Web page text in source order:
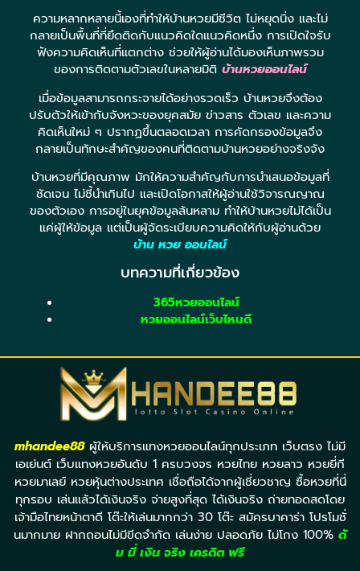
ความหลากหลายนี้เองที่ทำให้บ้านหวยมีชีวิต ไม่หยุดนิ่ง และไม่
กลายเป็นพื้นที่ที่ยึดติดกับแนวคิดใดแนวคิดหนึ่ง การเปิดใจรับ
ฟังความคิดเห็นที่แตกต่าง ช่วยให้ผู้อ่านได้มองเห็นภาพรวม
ของการติดตามตัวเลขในหลายมิติ บ้านหวยออนไลน์
เมื่อข้อมูลสามารถกระจายได้อย่างรวดเร็ว บ้านหวยจึงต้อง
ปรับตัวให้เข้ากับจังหวะของยุคสมัย ข่าวสาร ตัวเลข และความ
คิดเห็นใหม่ ๆ ปรากฏขึ้นตลอดเวลา การคัดกรองข้อมูลจึง
กลายเป็นทักษะสำคัญของคนที่ติดตามบ้านหวยอย่างจริงจัง
บ้านหวยที่มีคุณภาพ มักให้ความสำคัญกับการนำเสนอข้อมูลที่
ชัดเจน ไม่ชี้นำเกินไป และเปิดโอกาสให้ผู้อ่านใช้วิจารณญาณ
ของตัวเอง การอยู่ในยุคข้อมูลล้นหลาม ทำให้บ้านหวยไม่ได้เป็น
แค่ผู้ให้ข้อมูล แต่เป็นผู้จัดระเบียบความคิดให้กับผู้อ่านด้วย
บ้าน หวย ออนไลน์
บทความที่เกี่ยวข้อง
365หวยออนไลน์
หวยออนไลน์เว็บไหนดี
mhandee88ผู้ให้บริการแทงหวยออนไลน์ทุกประเภท เว็บตรง ไม่มี
เอเย่นต์ เว็บแทงหวยอันดับ 1 ครบวงจร หวยไทย หวยลาว หวยยี่กี
หวยมาเลย์ หวยหุ้นต่างประเทศ เชื่อถือได้จากผู้เชี่ยวชาญ ซื้อหวยที่นี่
ทุกรอบ เล่นแล้วได้เงินจริง จ่ายสูงที่สุด ได้เงินจริง ถ่ายทอดสดโดย
เจ้ามือไทยหน้าตาดี โต๊ะให้เล่นมากกว่า 30 โต๊ะ สมัครบาคาร่า โปรโมชั่
นมากมาย ฝากถอนไม่มีขีดจำกัด เล่นง่าย ปลอดภัย ไม่โกง 100% ดั
ม มี่ เงิน จริง เครดิต ฟรี